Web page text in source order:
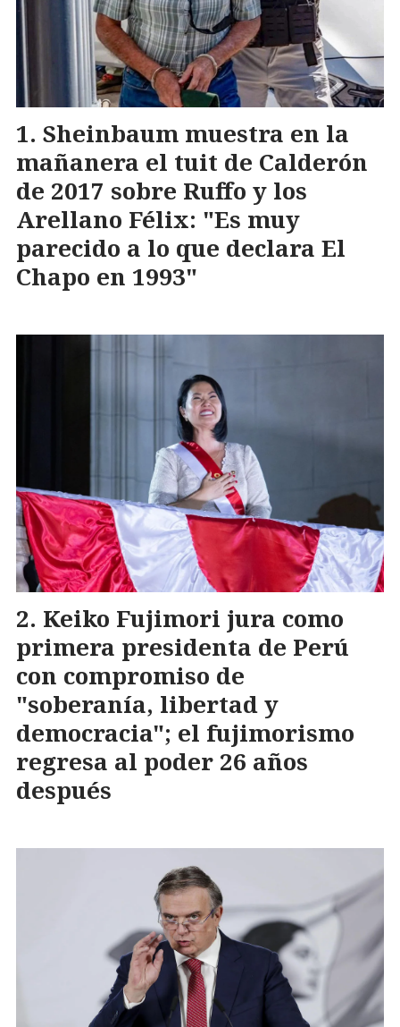
Sheinbaum muestra en la
mañanera el tuit de Calderón
de 2017 sobre Ruffo y los
Arellano Félix: "Es muy
parecido a lo que declara El
Chapo en 1993"
Keiko Fujimori jura como
primera presidenta de Perú
con compromiso de
"soberanía, libertad y
democracia"; el fujimorismo
regresa al poder 26 años
después